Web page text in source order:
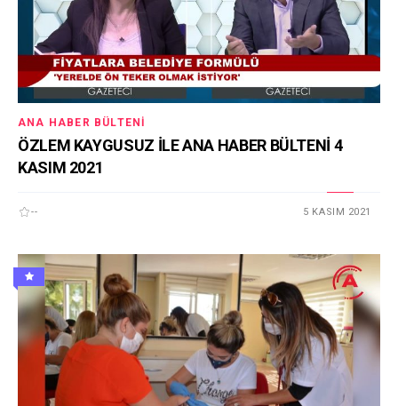
ANA HABER BÜLTENI
ÖZLEM KAYGUSUZ İLE ANA HABER BÜLTENİ 4
KASIM 2021
-- 5 KASIM 2021